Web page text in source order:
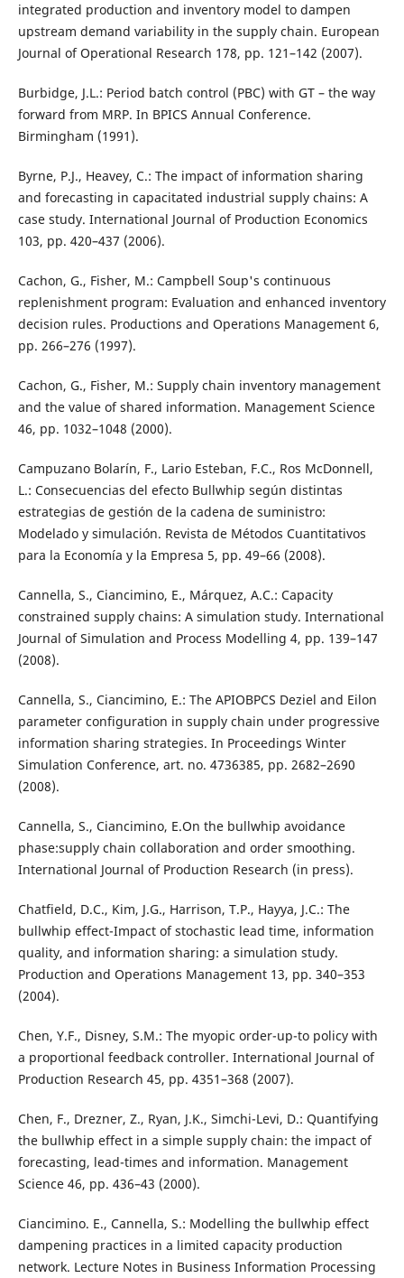
integrated production and inventory model to dampen
upstream demand variability in the supply chain. European
Journal of Operational Research 178, pp. 121–142 (2007).
Burbidge, J.L.: Period batch control (PBC) with GT – the way
forward from MRP. In BPICS Annual Conference.
Birmingham (1991).
Byrne, P.J., Heavey, C.: The impact of information sharing
and forecasting in capacitated industrial supply chains: A
case study. International Journal of Production Economics
103, pp. 420–437 (2006).
Cachon, G., Fisher, M.: Campbell Soup's continuous
replenishment program: Evaluation and enhanced inventory
decision rules. Productions and Operations Management 6,
pp. 266–276 (1997).
Cachon, G., Fisher, M.: Supply chain inventory management
and the value of shared information. Management Science
46, pp. 1032–1048 (2000).
Campuzano Bolarín, F., Lario Esteban, F.C., Ros McDonnell,
L.: Consecuencias del efecto Bullwhip según distintas
estrategias de gestión de la cadena de suministro:
Modelado y simulación. Revista de Métodos Cuantitativos
para la Economía y la Empresa 5, pp. 49–66 (2008).
Cannella, S., Ciancimino, E., Márquez, A.C.: Capacity
constrained supply chains: A simulation study. International
Journal of Simulation and Process Modelling 4, pp. 139–147
(2008).
Cannella, S., Ciancimino, E.: The APIOBPCS Deziel and Eilon
parameter configuration in supply chain under progressive
information sharing strategies. In Proceedings Winter
Simulation Conference, art. no. 4736385, pp. 2682–2690
(2008).
Cannella, S., Ciancimino, E.On the bullwhip avoidance
phase:supply chain collaboration and order smoothing.
International Journal of Production Research (in press).
Chatfield, D.C., Kim, J.G., Harrison, T.P., Hayya, J.C.: The
bullwhip effect-Impact of stochastic lead time, information
quality, and information sharing: a simulation study.
Production and Operations Management 13, pp. 340–353
(2004).
Chen, Y.F., Disney, S.M.: The myopic order-up-to policy with
a proportional feedback controller. International Journal of
Production Research 45, pp. 4351–368 (2007).
Chen, F., Drezner, Z., Ryan, J.K., Simchi-Levi, D.: Quantifying
the bullwhip effect in a simple supply chain: the impact of
forecasting, lead-times and information. Management
Science 46, pp. 436–43 (2000).
Ciancimino. E., Cannella, S.: Modelling the bullwhip effect
dampening practices in a limited capacity production
network. Lecture Notes in Business Information Processing